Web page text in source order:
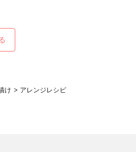
け > アレンジレシピ